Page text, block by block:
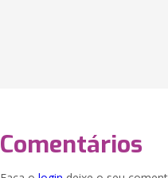
Comentários